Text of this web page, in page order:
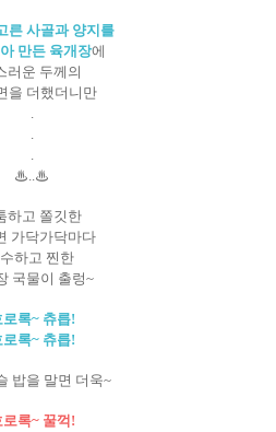
른 사골과 양지를
만든 육개장에
러운 두께의
을 더했더니만
.
.
.
♨..♨
하고 쫄깃한
가닥가닥마다
하고 찐한
국물이 출렁~
로록~ 츄릅!
로록~ 츄릅!
밥을 말면 더욱~
로록~ 꿀꺽!